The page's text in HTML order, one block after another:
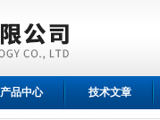
产品中心 技术文章